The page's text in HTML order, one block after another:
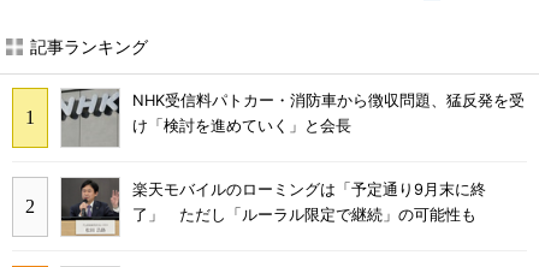
記事ランキング
NHK受信料パトカー・消防車から徴収問題、猛反発を受
け「検討を進めていく」と会長
楽天モバイルのローミングは「予定通り9月末に終
了」 ただし「ルーラル限定で継続」の可能性も